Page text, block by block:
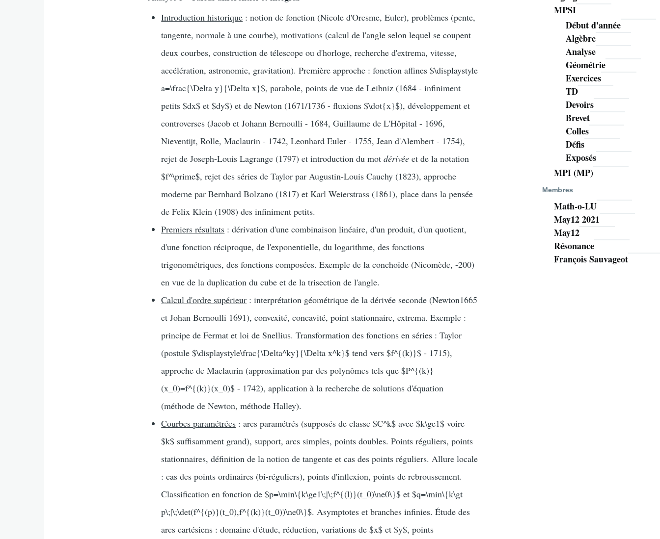
Introduction historique : notion de fonction (Nicole d'Oresme, Euler), problèmes (pente,
tangente, normale à une courbe), motivations (calcul de l'angle selon lequel se coupent
deux courbes, construction de télescope ou d'horloge, recherche d'extrema, vitesse,
accélération, astronomie, gravitation). Première approche : fonction affines $\displaystyle
a=\frac{\Delta y}{\Delta x}$, parabole, points de vue de Leibniz (1684 - infiniment
petits $dx$ et $dy$) et de Newton (1671/1736 - fluxions $\dot{x}$), développement et
controverses (Jacob et Johann Bernoulli - 1684, Guillaume de L'Hôpital - 1696,
Nieventijt, Rolle, Maclaurin - 1742, Leonhard Euler - 1755, Jean d'Alembert - 1754),
rejet de Joseph-Louis Lagrange (1797) et introduction du motdérivée et de la notation
$f^\prime$, rejet des séries de Taylor par Augustin-Louis Cauchy (1823), approche
moderne par Bernhard Bolzano (1817) et Karl Weierstrass (1861), place dans la pensée
de Felix Klein (1908) des infiniment petits.
Premiers résultats : dérivation d'une combinaison linéaire, d'un produit, d'un quotient,
d'une fonction réciproque, de l'exponentielle, du logarithme, des fonctions
trigonométriques, des fonctions composées. Exemple de la conchoïde (Nicomède, -200)
en vue de la duplication du cube et de la trisection de l'angle.
Calcul d'ordre supérieur : interprétation géométrique de la dérivée seconde (Newton1665
et Johan Bernoulli 1691), convexité, concavité, point stationnaire, extrema. Exemple :
principe de Fermat et loi de Snellius. Transformation des fonctions en séries : Taylor
(postule $\displaystyle\frac{\Delta^ky}{\Delta x^k}$ tend vers $f^{(k)}$ - 1715),
approche de Maclaurin (approximation par des polynômes tels que $P^{(k)}
(x_0)=f^{(k)}(x_0)$ - 1742), application à la recherche de solutions d'équation
(méthode de Newton, méthode Halley).
Courbes paramétrées : arcs paramétrés (supposés de classe $C^k$ avec $k\ge1$ voire
$k$ suffisamment grand), support, arcs simples, points doubles. Points réguliers, points
stationnaires, définition de la notion de tangente et cas des points réguliers. Allure locale
: cas des points ordinaires (bi-réguliers), points d'inflexion, points de rebroussement.
Classification en fonction de $p=\min\{k\ge1\;|\;f^{(l)}(t_0)\ne0\}$ et $q=\min\{k\gt
p\;|\;\det(f^{(p)}(t_0),f^{(k)}(t_0))\ne0\}$. Asymptotes et branches infinies. Étude des
arcs cartésiens : domaine d'étude, réduction, variations de $x$ et $y$, points
MPSI
Début d'année
Algèbre
Analyse
Géométrie
Exercices
TD
Devoirs
Brevet
Colles
Défis
Exposés
MPI (MP)
Membres
Math-o-LU
May12 2021
May12
Résonance
François Sauvageot